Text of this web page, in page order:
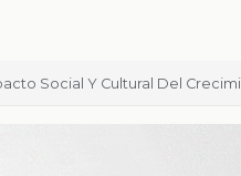
Social Y Cultural Del